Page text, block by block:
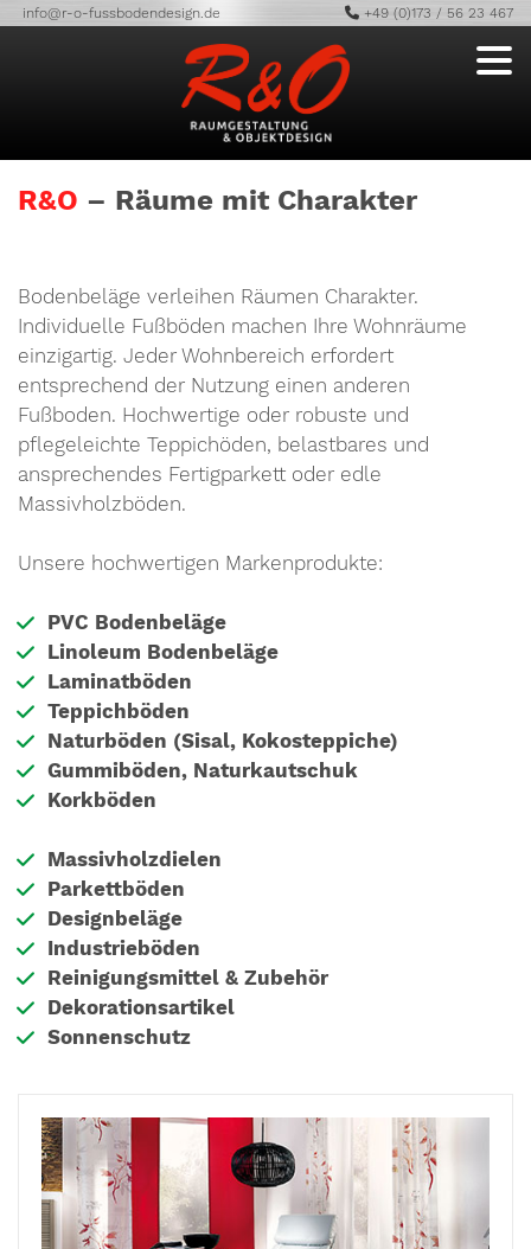
info@r-o-fussbodendesign.de +49 (0)173 / 56 23 467
R&O – Räume mit Charakter
Bodenbeläge verleihen Räumen Charakter.
Individuelle Fußböden machen Ihre Wohnräume
einzigartig. Jeder Wohnbereich erfordert
entsprechend der Nutzung einen anderen
Fußboden. Hochwertige oder robuste und
pflegeleichte Teppichöden, belastbares und
ansprechendes Fertigparkett oder edle
Massivholzböden.
Unsere hochwertigen Markenprodukte:
PVC Bodenbeläge
Linoleum Bodenbeläge
Laminatböden
Teppichböden
Naturböden (Sisal, Kokosteppiche)
Gummiböden, Naturkautschuk
Korkböden
Massivholzdielen
Parkettböden
Designbeläge
Industrieböden
Reinigungsmittel & Zubehör
Dekorationsartikel
Sonnenschutz